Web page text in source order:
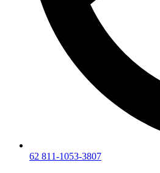
62 811-1053-3807